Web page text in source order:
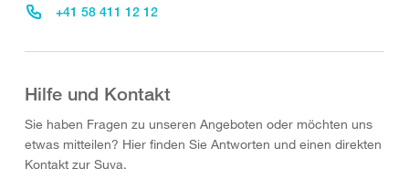
+41 58 411 12 12
Hilfe und Kontakt
Sie haben Fragen zu unseren Angeboten oder möchten uns
etwas mitteilen? Hier finden Sie Antworten und einen direkten
Kontakt zur Suva.